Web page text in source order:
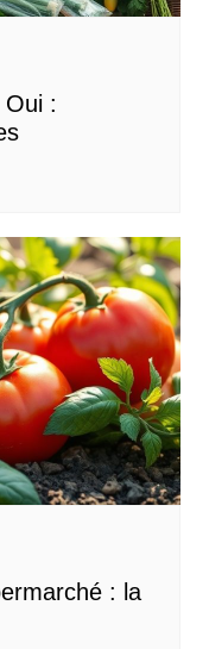
:
: la